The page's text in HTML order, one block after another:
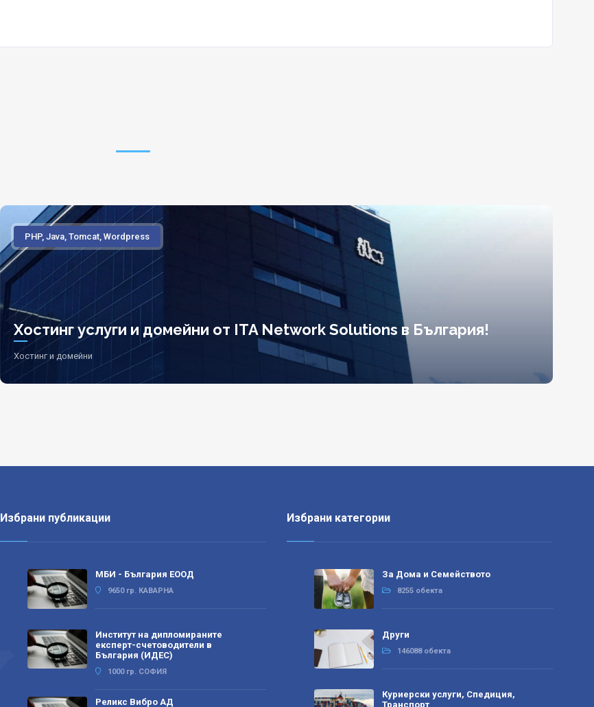
PHP, Java, Tomcat, Wordpress
Хостинг услуги и домейни от ITA Network Solutions в България!
Хостинг и домейни
Избрани публикации
МБИ - България ЕООД
9650 гр. КАВАРНА
Институт на дипломираните
експерт-счетоводители в
България (ИДЕС)
1000 гр. СОФИЯ
Реликс Вибро АД
Избрани категории
За Дома и Семейството
8255 обекта
Други
146088 обекта
Куриерски услуги, Спедиция,
Транспорт